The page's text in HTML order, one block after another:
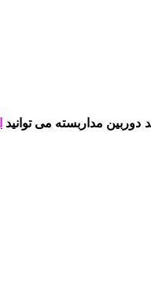
مداربسته می توانید